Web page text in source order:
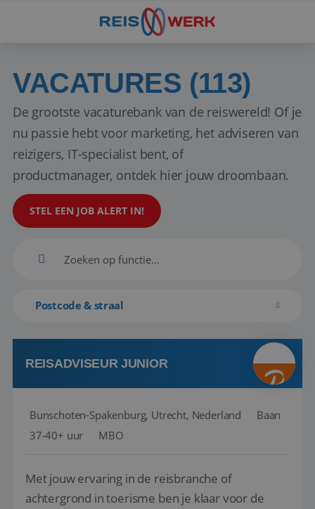
VACATURES (113)
De grootste vacaturebank van de reiswereld! Of je
nu passie hebt voor marketing, het adviseren van
reizigers, IT-specialist bent, of
productmanager, ontdek hier jouw droombaan.
STEL EEN JOB ALERT IN!
Postcode & straal
REISADVISEUR JUNIOR
Bunschoten-Spakenburg, Utrecht, Nederland
Baan
37-40+ uur
MBO
Met jouw ervaring in de reisbranche of
achtergrond in toerisme ben je klaar voor de